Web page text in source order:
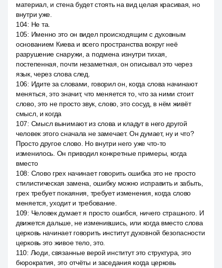
материал, и стена будет стоять на вид целая красивая, но
внутри уже.
104: Не та.
105: Именно это он видел происходящим с духовным
основанием Киева и всего пространства вокруг неё
разрушение снаружи, а подмена изнутри тихая,
постепенная, почти незаметная, он описывал это через
язык, через слова след.
106: Идите за словами, говорил он, когда слова начинают
меняться, это значит, что меняется то, что за ними стоит
слово, это не просто звук, слово, это сосуд, в нём живёт
смысл, и когда
107: Смысл вынимают из слова и кладут в него другой
человек этого сначала не замечает. Он думает, ну и что?
Просто другое слово. Но внутри него уже что-то
изменилось. Он приводил конкретные примеры, когда
вместо
108: Слово грех начинает говорить ошибка это не просто
стилистическая замена, ошибку можно исправить и забыть,
грех требует покаяния, требует изменения, когда слово
меняется, уходит и требование.
109: Человек думает я просто ошибся, ничего страшного. И
движется дальше, не изменившись, или когда вместо слова
церковь начинает говорить институт духовной безопасности
церковь это живое тело, это.
110: Люди, связанные верой институт это структура, это
бюрократия, это отчёты и заседания когда церковь